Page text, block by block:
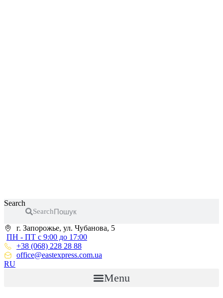
Search
Search
г. Запорожье, ул. Чубанова, 5
ПН - ПТ с 9:00 до 17:00
+38 (068) 228 28 88
office@eastexpress.com.ua
RU
Menu